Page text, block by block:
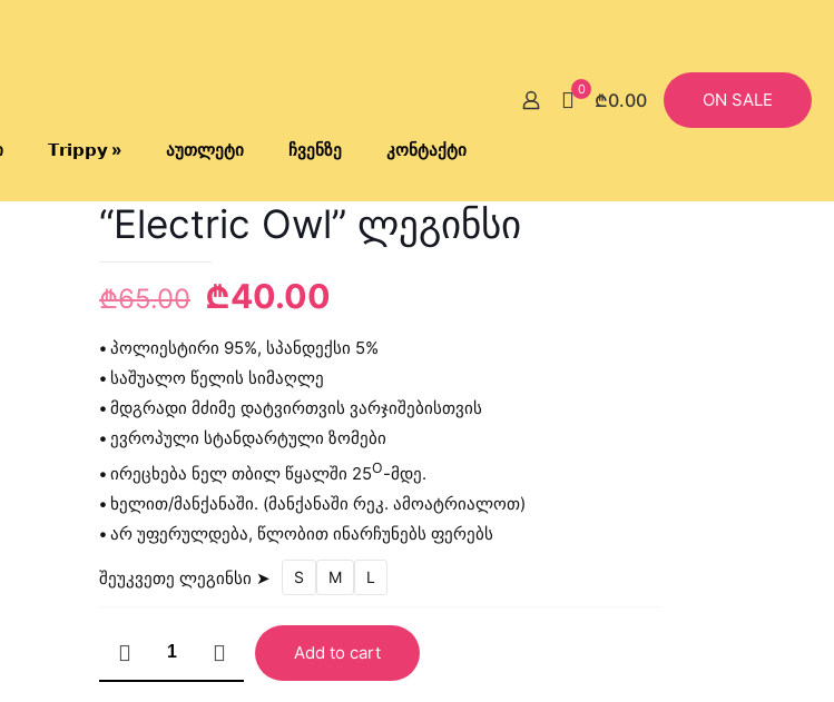
𝗧𝗿𝗶𝗽𝗽𝘆 » აუთლეტი ჩვენზე კონტაქტი
0 ₾0.00 ON SALE
“Electric Owl” ლეგინსი
₾65.00 Original
was:
₾65.00.
₾40.00
is:
₾40.00.
• პოლიესტირი 95%, სპანდექსი 5%
• საშუალო წელის სიმაღლე
• მდგრადი მძიმე დატვირთვის ვარჯიშებისთვის
• ევროპული სტანდარტული ზომები
• ირეცხება ნელ თბილ წყალში 25O-მდე.
• ხელით/მანქანაში. (მანქანაში რეკ. ამოატრიალოთ)
• არ უფერულდება, წლობით ინარჩუნებს ფერებს
შეუკვეთე ლეგინსი ➤ S M L
Owl"
Add to cart